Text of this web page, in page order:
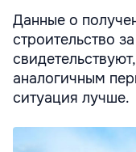
Данные о
строительство
аналогичным
ситуация лучше.